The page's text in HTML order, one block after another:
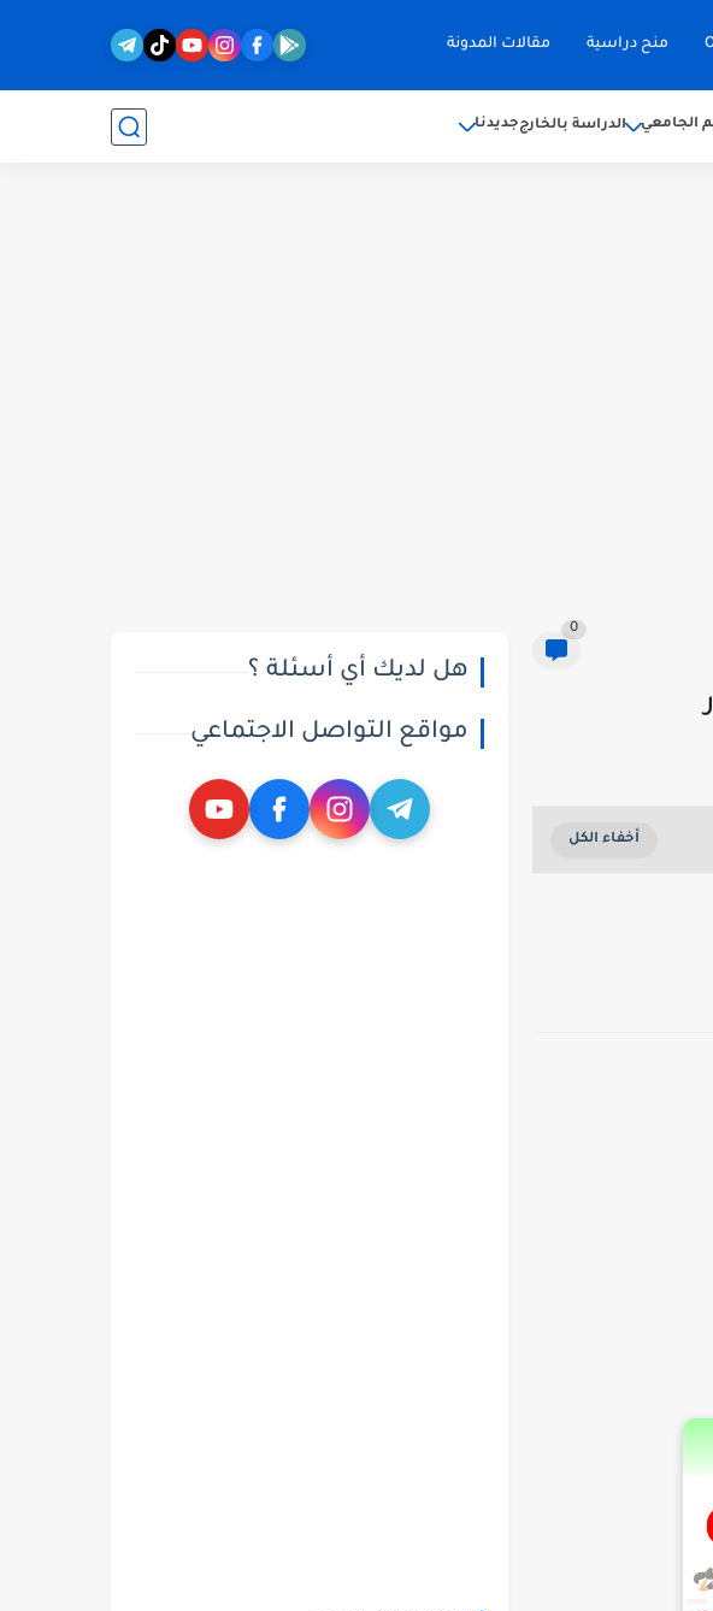
منح دراسية مقالات المدونة
الجامعي الدراسة بالخارججديدنا
0
هل لديك أي أسئلة ؟
مواقع التواصل الاجتماعي